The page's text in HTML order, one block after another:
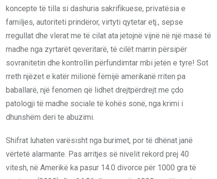
koncepte të tilla si dashuria sakrifikuese, privatësia e
familjes, autoriteti prindëror, virtyti qytetar etj., sepse
rregullat dhe vlerat me të cilat ata jetojnë vijnë në një masë të
madhe nga zyrtarët qeveritarë, të cilët marrin përsipër
sovranitetin dhe kontrollin përfundimtar mbi jetën e tyre! Sot
rreth njëzet e katër milionë fëmijë amerikanë rriten pa
baballarë, një fenomen që lidhet drejtpërdrejt me çdo
patologji të madhe sociale të kohës sonë, nga krimi i
dhunshëm deri te abuzimi.
Shifrat luhaten varësisht nga burimet, por të dhënat janë
vërtetë alarmante. Pas arritjes së nivelit rekord prej 40
vitesh, në Amerikë ka pasur 14.0 divorce për 1000 gra të